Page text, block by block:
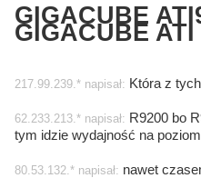
GIGACUBE
GIGACUBE
217.99.239.* napisał: Która z
62.233.213.* napisał: R9200 bo
tym idzie wydajność na
80.53.132.* napisał: nawet